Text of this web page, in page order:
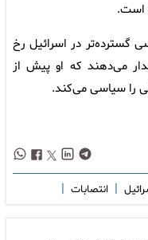
است.
گسترده‌تر در اسرائیل رخ
می‌دهند که او پیش از
را سیاسی می‌کند.
| انتصابات |